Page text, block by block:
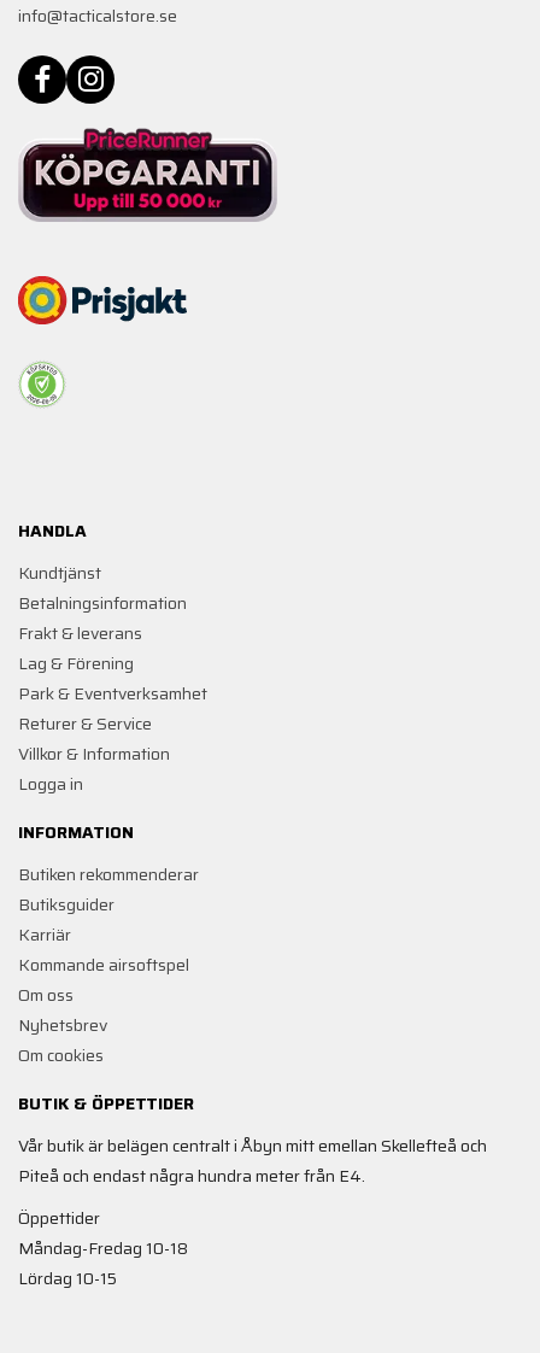
info@tacticalstore.se
HANDLA
Kundtjänst
Betalningsinformation
Frakt & leverans
Lag & Förening
Park & Eventverksamhet
Returer & Service
Villkor & Information
Logga in
INFORMATION
Butiken rekommenderar
Butiksguider
Karriär
Kommande airsoftspel
Om oss
Nyhetsbrev
Om cookies
BUTIK & ÖPPETTIDER
Vår butik är belägen centralt i Åbyn mitt emellan Skellefteå och
Piteå och endast några hundra meter från E4.
Öppettider
Måndag-Fredag 10-18
Lördag 10-15